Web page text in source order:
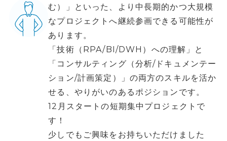
む）」といった、より中長期的かつ大規模
なプロジェクトへ継続参画できる可能性が
あります。
「技術（RPA/BI/DWH）への理解」と
「コンサルティング（分析/ドキュメンテー
ション/計画策定）」の両方のスキルを活か
せる、やりがいのあるポジションです。
12月スタートの短期集中プロジェクトで
す！
少しでもご興味をお持ちいただけました